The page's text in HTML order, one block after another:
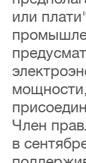
или
Член
в